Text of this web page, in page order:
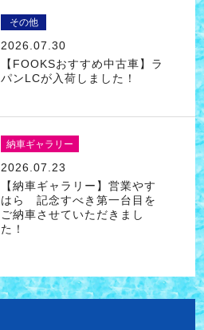
その他
2026.07.30
【FOOKSおすすめ中古車】ラ
パンLCが入荷しました！
納車ギャラリー
2026.07.23
【納車ギャラリー】営業やす
はら 記念すべき第一台目を
ご納車させていただきまし
た！